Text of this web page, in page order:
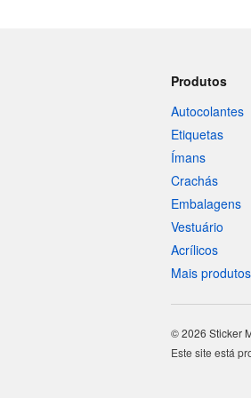
Produtos
Autocolantes
Etiquetas
Ímans
Crachás
Embalagens
Vestuário
Acrílicos
Mais produtos
© 2026 Sticker
Este site está